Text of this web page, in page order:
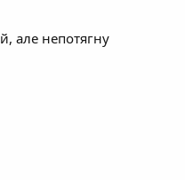
але непотягну